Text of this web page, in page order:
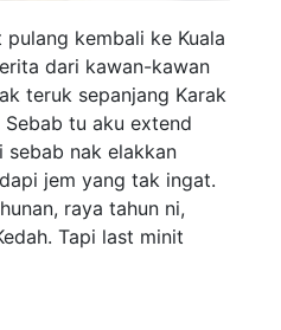
kembali ke Kuala
dari kawan-kawan
teruk sepanjang Karak
tu aku extend
nak elakkan
jem yang tak ingat.
raya tahun ni,
Tapi last minit